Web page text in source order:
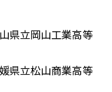
県立岡山工業高等
県立松山商業高等